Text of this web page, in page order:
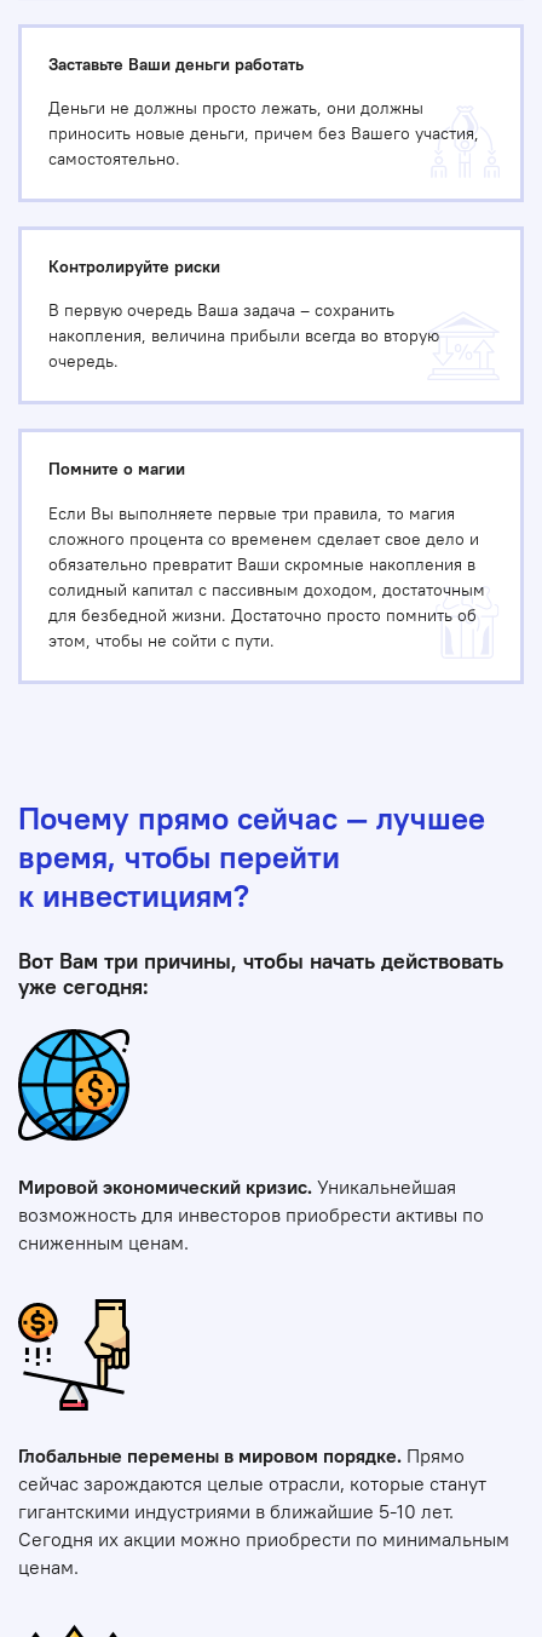
Заставьте Ваши деньги работать
Деньги не должны просто лежать, они должны
приносить новые деньги, причем без Вашего участия,
самостоятельно.
Контролируйте риски
В первую очередь Ваша задача – сохранить
накопления, величина прибыли всегда во вторую
очередь.
Помните о магии
Если Вы выполняете первые три правила, то магия
сложного процента со временем сделает свое дело и
обязательно превратит Ваши скромные накопления в
солидный капитал с пассивным доходом, достаточным
для безбедной жизни. Достаточно просто помнить об
этом, чтобы не сойти с пути.
Почему прямо сейчас — лучшее
время, чтобы перейти
к инвестициям?
Вот Вам три причины, чтобы начать действовать
уже сегодня:
Мировой экономический кризис. Уникальнейшая
возможность для инвесторов приобрести активы по
сниженным ценам.
Глобальные перемены в мировом порядке. Прямо
сейчас зарождаются целые отрасли, которые станут
гигантскими индустриями в ближайшие 5-10 лет.
Сегодня их акции можно приобрести по минимальным
ценам.